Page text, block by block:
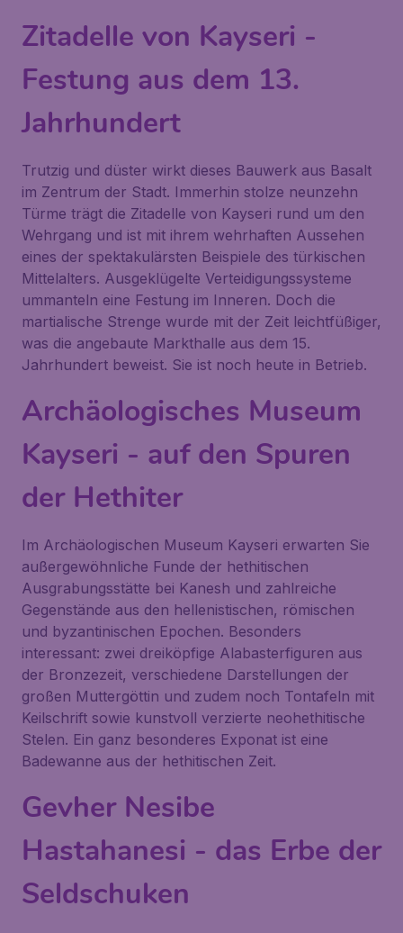
Zitadelle von Kayseri -
Festung aus dem 13.
Jahrhundert
Trutzig und düster wirkt dieses Bauwerk aus Basalt
im Zentrum der Stadt. Immerhin stolze neunzehn
Türme trägt die Zitadelle von Kayseri rund um den
Wehrgang und ist mit ihrem wehrhaften Aussehen
eines der spektakulärsten Beispiele des türkischen
Mittelalters. Ausgeklügelte Verteidigungssysteme
ummanteln eine Festung im Inneren. Doch die
martialische Strenge wurde mit der Zeit leichtfüßiger,
was die angebaute Markthalle aus dem 15.
Jahrhundert beweist. Sie ist noch heute in Betrieb.
Archäologisches Museum
Kayseri - auf den Spuren
der Hethiter
Im Archäologischen Museum Kayseri erwarten Sie
außergewöhnliche Funde der hethitischen
Ausgrabungsstätte bei Kanesh und zahlreiche
Gegenstände aus den hellenistischen, römischen
und byzantinischen Epochen. Besonders
interessant: zwei dreiköpfige Alabasterfiguren aus
der Bronzezeit, verschiedene Darstellungen der
großen Muttergöttin und zudem noch Tontafeln mit
Keilschrift sowie kunstvoll verzierte neohethitische
Stelen. Ein ganz besonderes Exponat ist eine
Badewanne aus der hethitischen Zeit.
Gevher Nesibe
Hastahanesi - das Erbe der
Seldschuken